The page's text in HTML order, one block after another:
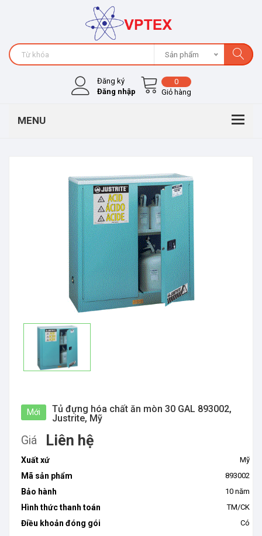
Sản phẩm
Đăng ký
Đăng nhập
0
Giỏ hàng
Mới
Tủ đựng hóa chất ăn mòn 30 GAL 893002,
Justrite, Mỹ
Giá Liên hệ
Xuất xứ Mỹ
Mã sản phẩm 893002
Bảo hành 10 năm
Hình thức thanh toán TM/CK
Điều khoản đóng gói Có